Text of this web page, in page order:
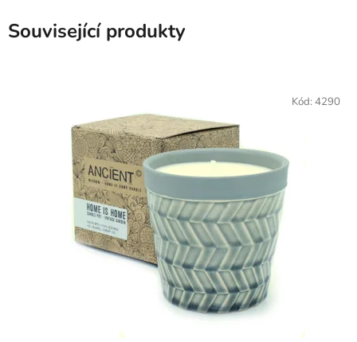
Související produkty
Kód: 4290